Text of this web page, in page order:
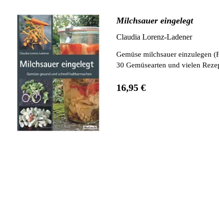
Milchsauer eingelegt
Claudia Lorenz-Ladener
Gemüse milchsauer einzulegen
30 Gemüsearten und vielen
16,95 €